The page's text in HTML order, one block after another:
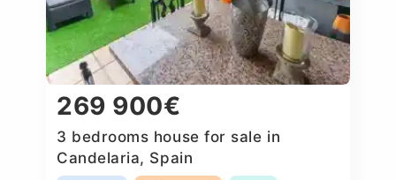
269 900€
3 bedrooms house for sale in
Candelaria, Spain